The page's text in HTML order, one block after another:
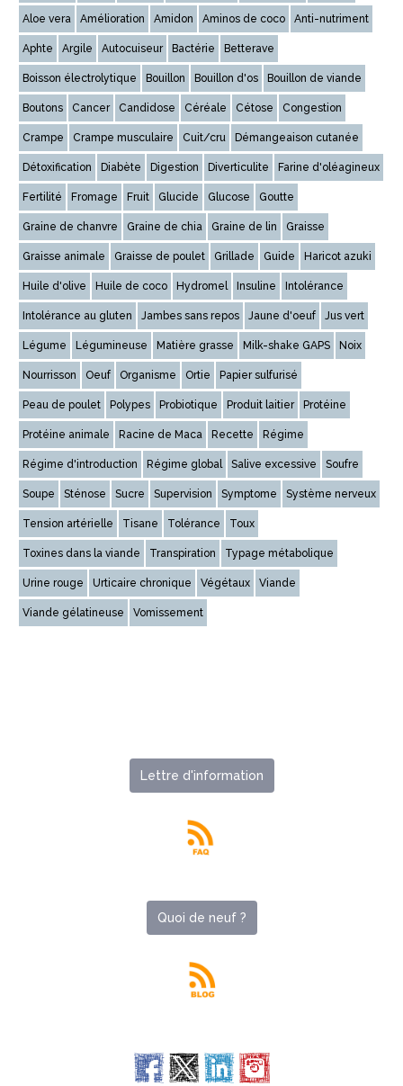
Aloe vera Amélioration Amidon Aminos de coco Anti-nutriment
Aphte Argile Autocuiseur Bactérie Betterave
Boisson électrolytique Bouillon Bouillon d'os Bouillon de viande
Boutons Cancer Candidose Céréale Cétose Congestion
Crampe Crampe musculaire Cuit/cru Démangeaison cutanée
Détoxification Diabète Digestion Diverticulite Farine d'oléagineux
Fertilité Fromage Fruit Glucide Glucose Goutte
Graine de chanvre Graine de chia Graine de lin Graisse
Graisse animale Graisse de poulet Grillade Guide Haricot azuki
Huile d'olive Huile de coco Hydromel Insuline Intolérance
Intolérance au gluten Jambes sans repos Jaune d'oeuf Jus vert
Légume Légumineuse Matière grasse Milk-shake GAPS Noix
Nourrisson Oeuf Organisme Ortie Papier sulfurisé
Peau de poulet Polypes Probiotique Produit laitier Protéine
Protéine animale Racine de Maca Recette Régime
Régime d'introduction Régime global Salive excessive Soufre
Soupe Sténose Sucre Supervision Symptome Système nerveux
Tension artérielle Tisane Tolérance Toux
Toxines dans la viande Transpiration Typage métabolique
Urine rouge Urticaire chronique Végétaux Viande
Viande gélatineuse Vomissement
Lettre d'information
Quoi de neuf ?